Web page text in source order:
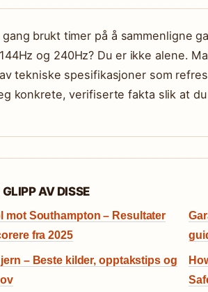
gang brukt timer på å sammenligne
og 240Hz? Du er ikke alene.
tekniske spesifikasjoner som
konkrete, verifiserte fakta slik at
AV DISSE
mot Southampton – Resultater
fra 2025
jern – Beste kilder, opptakstips og